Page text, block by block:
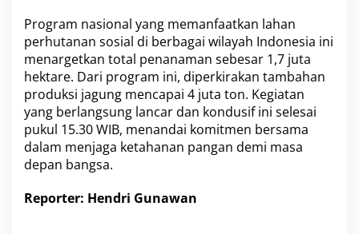
Program nasional yang memanfaatkan lahan
perhutanan sosial di berbagai wilayah Indonesia ini
menargetkan total penanaman sebesar 1,7 juta
hektare. Dari program ini, diperkirakan tambahan
produksi jagung mencapai 4 juta ton. Kegiatan
yang berlangsung lancar dan kondusif ini selesai
pukul 15.30 WIB, menandai komitmen bersama
dalam menjaga ketahanan pangan demi masa
depan bangsa.
Reporter: Hendri Gunawan